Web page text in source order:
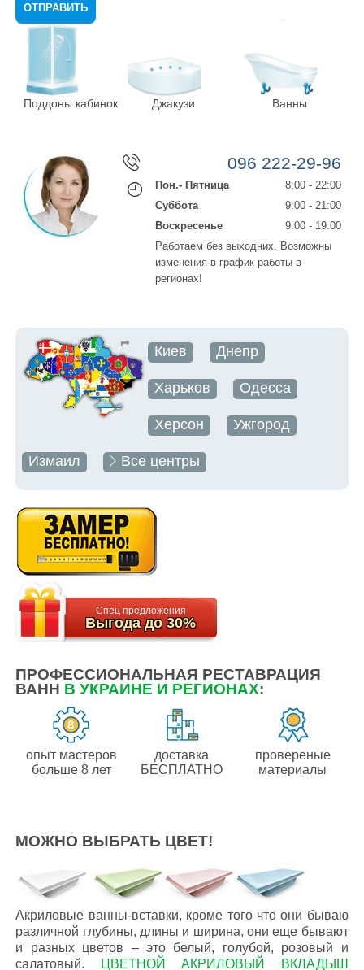
ОТПРАВИТЬ
Поддоны кабинок Джакузи Ванны
096 222-29-96
Пон.- Пятница
8:00 - 22:00
Суббота
9:00 - 21:00
Воскресенье
9:00 - 19:00
Работаем без выходних. Возможны
изменения в график работы в
регионах!
Киев Днепр
Харьков Одесса
Херсон Ужгород
Измаил Все центры
Спец предложения
Выгода до 30%
ПРОФЕССИОНАЛЬНАЯ РЕСТАВРАЦИЯ
ВАНН В УКРАИНЕ И РЕГИОНАХ:
опыт мастеров
больше 8 лет
доставка
БЕСПЛАТНО
провереные
материалы
МОЖНО ВЫБРАТЬ ЦВЕТ!
Акриловые ванны-вставки, кроме того что они бываю
различной глубины, длины и ширина, они еще бывают
и разных цветов – это белый, голубой, розовый и
салатовый.
ЦВЕТНОЙ АКРИЛОВЫЙ ВКЛАДЫШ